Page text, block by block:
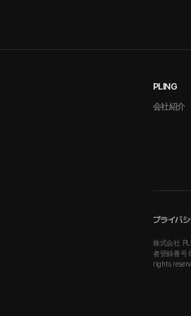
PLING
会社紹介
プライバ
株式会社
者登録番号
rights